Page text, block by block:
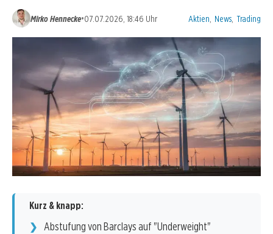
Mirko Hennecke•07.07.2026, 18:46 Uhr Kategorien:
Aktien News Trading
Kurz & knapp:
Abstufung von Barclays auf "Underweight"